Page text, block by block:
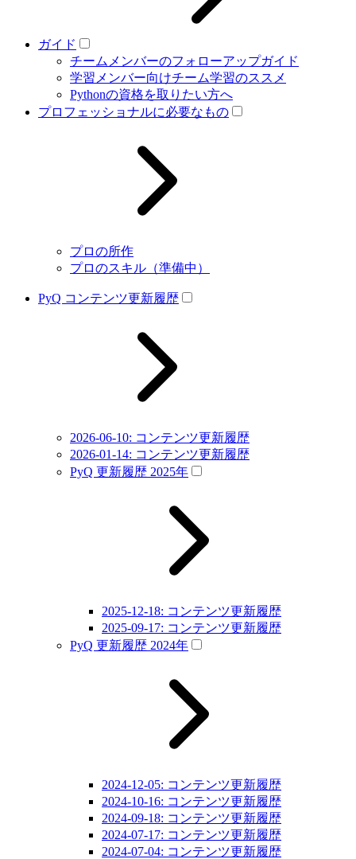
ガイド
チームメンバーのフォローアップガイド
学習メンバー向けチーム学習のススメ
Pythonの資格を取りたい方へ
プロフェッショナルに必要なもの
プロの所作
プロのスキル（準備中）
PyQ コンテンツ更新履歴
2026-06-10: コンテンツ更新履歴
2026-01-14: コンテンツ更新履歴
PyQ 更新履歴 2025年
2025-12-18: コンテンツ更新履歴
2025-09-17: コンテンツ更新履歴
PyQ 更新履歴 2024年
2024-12-05: コンテンツ更新履歴
2024-10-16: コンテンツ更新履歴
2024-09-18: コンテンツ更新履歴
2024-07-17: コンテンツ更新履歴
2024-07-04: コンテンツ更新履歴